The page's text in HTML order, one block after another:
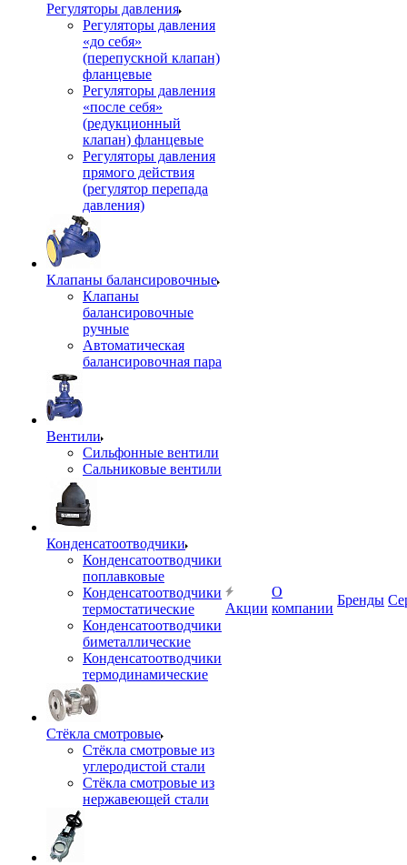
Регуляторы давления
Регуляторы давления
«до себя»
(перепускной клапан)
фланцевые
Регуляторы давления
«после себя»
(редукционный
клапан) фланцевые
Регуляторы давления
прямого действия
(регулятор перепада
давления)
Клапаны балансировочные
Клапаны
балансировочные
ручные
Автоматическая
балансировочная пара
Вентили
Сильфонные вентили
Сальниковые вентили
Конденсатоотводчики
Конденсатоотводчики
поплавковые
Конденсатоотводчики
термостатические
Конденсатоотводчики
биметаллические
Конденсатоотводчики
термодинамические
Стёкла смотровые
Стёкла смотровые из
углеродистой стали
Стёкла смотровые из
нержавеющей стали
Акции
О
компании
Бренды